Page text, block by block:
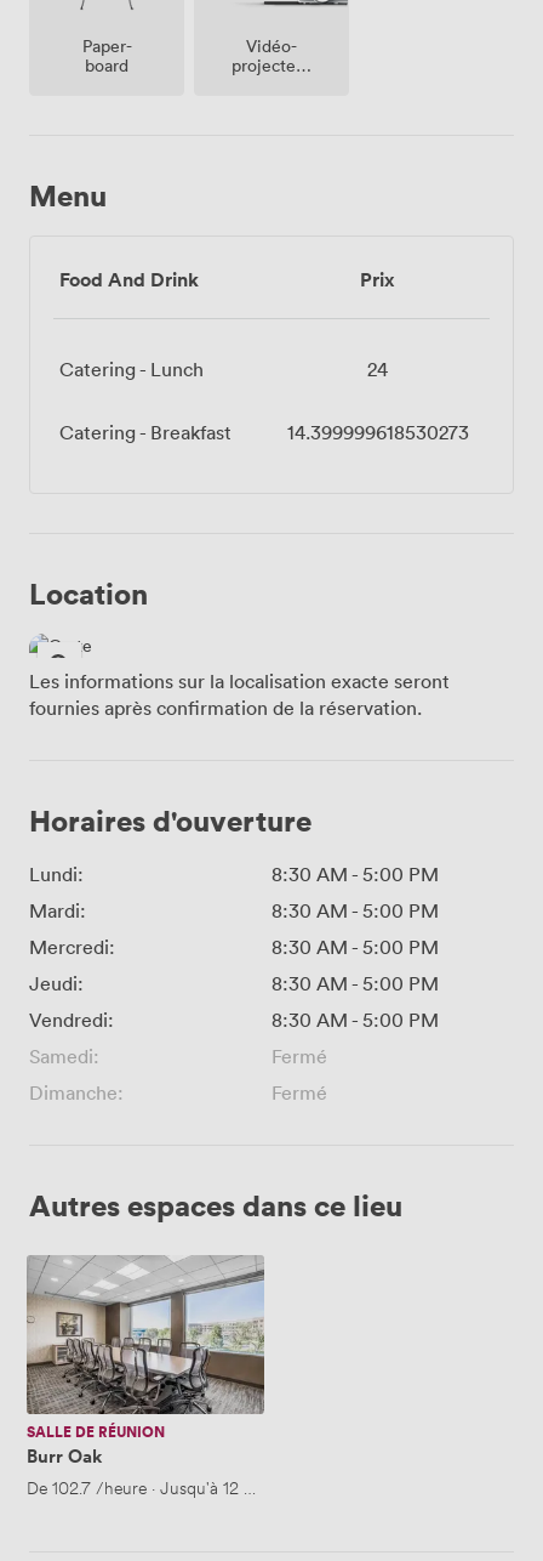
Paper-
board
Vidéo-
projecteur
Menu
Food And Drink Prix
Catering - Lunch 24
Catering - Breakfast 14.399999618530273
Location
Les informations sur la localisation exacte seront
fournies après confirmation de la réservation.
Horaires d'ouverture
Lundi: 8:30 AM - 5:00 PM
Mardi:
8:30 AM - 5:00 PM
Mercredi:
8:30 AM - 5:00 PM
Jeudi:
8:30 AM - 5:00 PM
Vendredi:
8:30 AM - 5:00 PM
Samedi:
Fermé
Dimanche:
Fermé
Autres espaces dans ce lieu
Burr
Oak
SALLE DE RÉUNION
Burr Oak
De102.7/heure ·Jusqu'à 12 personnes